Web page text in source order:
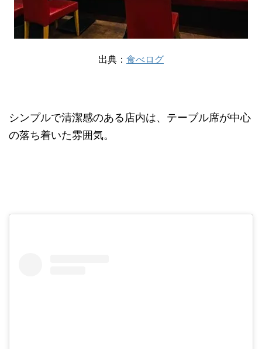
出典： 食べログ
シンプルで清潔感のある店内は、テーブル席が中心
の落ち着いた雰囲気。